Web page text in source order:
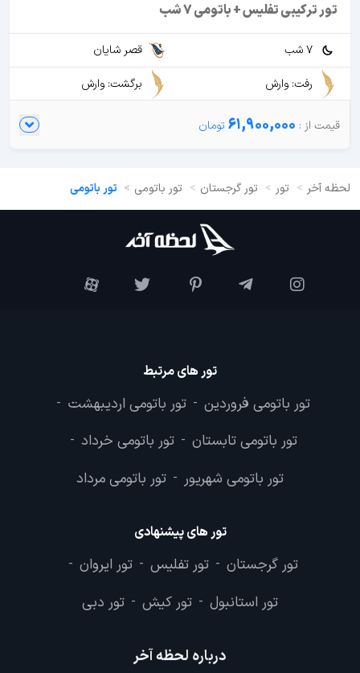
تور ترکیبی تفلیس + باتومی 7 شب
7 شب
قصر شایان
رفت: وارش
برگشت: وارش
61,900,000
لحظه آخر تور تور گرجستان تور باتومی تور باتومی
تور های مرتبط
تور باتومی فروردین - تور باتومی اردیبهشت -
تور باتومی تابستان - تور باتومی خرداد -
تور باتومی شهریور - تور باتومی مرداد
تور های پیشنهادی
تور گرجستان - تور تفلیس - تور ایروان -
تور استانبول - تور کیش - تور دبی
درباره لحظه آخر